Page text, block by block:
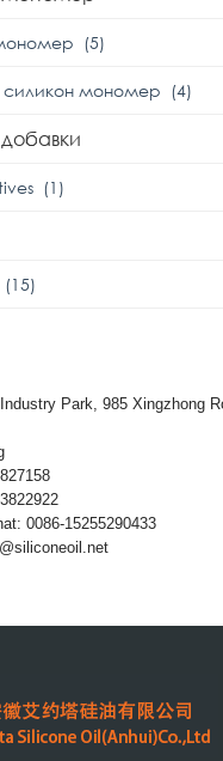
(5)
силикон мономер (4)
(1)
Park, 985 Xingzhong
0086-15255290433